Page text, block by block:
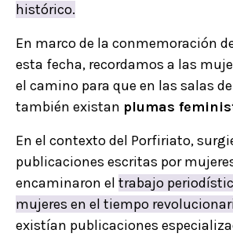
histórico.
En marco de la conmemoración
esta fecha, recordamos a las
el camino para que en las salas
también existan plumas
En el contexto del Porfiriato,
publicaciones escritas por
encaminaron el trabajo
mujeres en el tiempo
existían publicaciones